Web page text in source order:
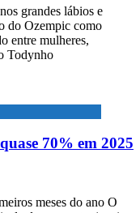
grandes lábios e
do Ozempic como
entre mulheres,
Todynho
70% em 2025
meses do ano O